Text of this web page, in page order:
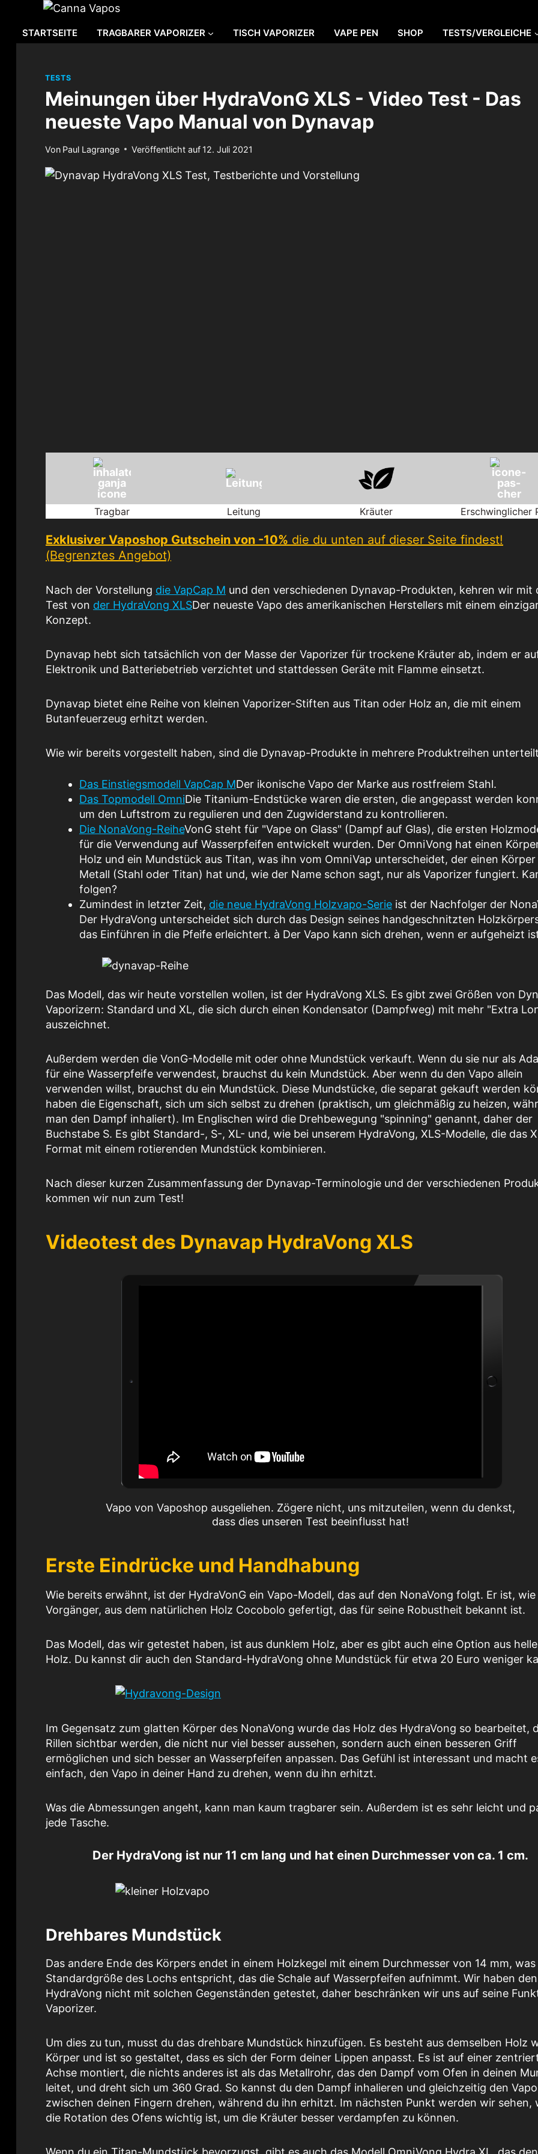
springen
STARTSEITE TRAGBARER VAPORIZER TISCH VAPORIZER VAPE PEN SHOP TESTS/VERGLEICHE
TESTS
Meinungen über HydraVonG XLS - Video Test - Das
neueste Vapo Manual von Dynavap
Von Paul Lagrange Veröffentlicht auf 12. Juli 2021
Tragbar Leitung Kräuter Erschwinglicher
Exklusiver Vaposhop Gutschein von -10% die du unten auf dieser Seite findest!
(Begrenztes Angebot)
Nach der Vorstellung die VapCap M und den verschiedenen Dynavap-Produkten, kehren wir mit
Test von der HydraVong XLSDer neueste Vapo des amerikanischen Herstellers mit einem
Konzept.
Dynavap hebt sich tatsächlich von der Masse der Vaporizer für trockene Kräuter ab, indem er
Elektronik und Batteriebetrieb verzichtet und stattdessen Geräte mit Flamme einsetzt.
Dynavap bietet eine Reihe von kleinen Vaporizer-Stiften aus Titan oder Holz an, die mit einem
Butanfeuerzeug erhitzt werden.
Wie wir bereits vorgestellt haben, sind die Dynavap-Produkte in mehrere Produktreihen
Das Einstiegsmodell VapCap MDer ikonische Vapo der Marke aus rostfreiem Stahl.
Das Topmodell OmniDie Titanium-Endstücke waren die ersten, die angepasst werden
um den Luftstrom zu regulieren und den Zugwiderstand zu kontrollieren.
Die NonaVong-ReiheVonG steht für "Vape on Glass" (Dampf auf Glas), die ersten
für die Verwendung auf Wasserpfeifen entwickelt wurden. Der OmniVong hat einen
Holz und ein Mundstück aus Titan, was ihn vom OmniVap unterscheidet, der einen Körper
Metall (Stahl oder Titan) hat und, wie der Name schon sagt, nur als Vaporizer fungiert.
folgen?
Zumindest in letzter Zeit, die neue HydraVong Holzvapo-Serie ist der Nachfolger der
Der HydraVong unterscheidet sich durch das Design seines handgeschnitzten
das Einführen in die Pfeife erleichtert. à Der Vapo kann sich drehen, wenn er aufgeheizt
Das Modell, das wir heute vorstellen wollen, ist der HydraVong XLS. Es gibt zwei Größen von
Vaporizern: Standard und XL, die sich durch einen Kondensator (Dampfweg) mit mehr "Extra
auszeichnet.
Außerdem werden die VonG-Modelle mit oder ohne Mundstück verkauft. Wenn du sie nur als
für eine Wasserpfeife verwendest, brauchst du kein Mundstück. Aber wenn du den Vapo allein
verwenden willst, brauchst du ein Mundstück. Diese Mundstücke, die separat gekauft werden
haben die Eigenschaft, sich um sich selbst zu drehen (praktisch, um gleichmäßig zu heizen,
man den Dampf inhaliert). Im Englischen wird die Drehbewegung "spinning" genannt, daher der
Buchstabe S. Es gibt Standard-, S-, XL- und, wie bei unserem HydraVong, XLS-Modelle, die das
Format mit einem rotierenden Mundstück kombinieren.
Nach dieser kurzen Zusammenfassung der Dynavap-Terminologie und der verschiedenen
kommen wir nun zum Test!
Videotest des Dynavap HydraVong XLS
Vapo von Vaposhop ausgeliehen. Zögere nicht, uns mitzuteilen, wenn du denkst,
dass dies unseren Test beeinflusst hat!
Erste Eindrücke und Handhabung
Wie bereits erwähnt, ist der HydraVonG ein Vapo-Modell, das auf den NonaVong folgt. Er ist, wie
Vorgänger, aus dem natürlichen Holz Cocobolo gefertigt, das für seine Robustheit bekannt ist.
Das Modell, das wir getestet haben, ist aus dunklem Holz, aber es gibt auch eine Option aus
Holz. Du kannst dir auch den Standard-HydraVong ohne Mundstück für etwa 20 Euro weniger
Im Gegensatz zum glatten Körper des NonaVong wurde das Holz des HydraVong so bearbeitet,
Rillen sichtbar werden, die nicht nur viel besser aussehen, sondern auch einen besseren Griff
ermöglichen und sich besser an Wasserpfeifen anpassen. Das Gefühl ist interessant und macht
einfach, den Vapo in deiner Hand zu drehen, wenn du ihn erhitzt.
Was die Abmessungen angeht, kann man kaum tragbarer sein. Außerdem ist es sehr leicht und
jede Tasche.
Der HydraVong ist nur 11 cm lang und hat einen Durchmesser von ca. 1 cm.
Drehbares Mundstück
Das andere Ende des Körpers endet in einem Holzkegel mit einem Durchmesser von 14 mm,
Standardgröße des Lochs entspricht, das die Schale auf Wasserpfeifen aufnimmt. Wir haben den
HydraVong nicht mit solchen Gegenständen getestet, daher beschränken wir uns auf seine
Vaporizer.
Um dies zu tun, musst du das drehbare Mundstück hinzufügen. Es besteht aus demselben Holz
Körper und ist so gestaltet, dass es sich der Form deiner Lippen anpasst. Es ist auf einer
Achse montiert, die nichts anderes ist als das Metallrohr, das den Dampf vom Ofen in deinen
leitet, und dreht sich um 360 Grad. So kannst du den Dampf inhalieren und gleichzeitig den
zwischen deinen Fingern drehen, während du ihn erhitzt. Im nächsten Punkt werden wir sehen,
die Rotation des Ofens wichtig ist, um die Kräuter besser verdampfen zu können.